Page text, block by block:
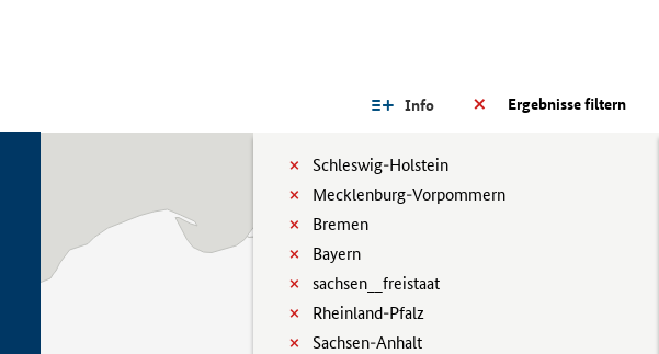
Ergebnisse filtern
Info
Schleswig-Holstein
Mecklenburg-Vorpommern
Bremen
Bayern
sachsen__freistaat
Rheinland-Pfalz
Sachsen-Anhalt